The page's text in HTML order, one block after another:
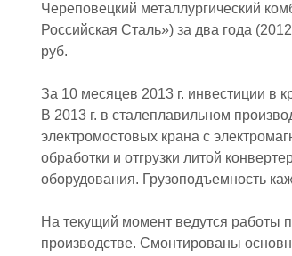
Череповецкий металлургический
Российская Сталь») за два года
руб.
За 10 месяцев 2013 г. инвестиции в
В 2013 г. в сталеплавильном
электромостовых крана с
обработки и отгрузки литой
оборудования. Грузоподъемность
На текущий момент ведутся работы
производстве. Смонтированы